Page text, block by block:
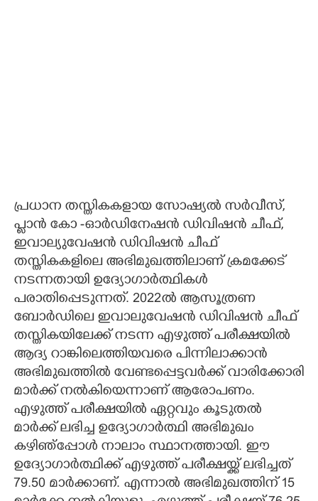
പ്രധാന തസ്തികകളായ സോഷ്യൽ സർവീസ്,
പ്ലാൻ കോ -ഓർഡിനേഷൻ ഡിവിഷൻ ചീഫ്,
ഇവാല്യുവേഷൻ ഡിവിഷൻ ചീഫ്
തസ്തികകളിലെ അഭിമുഖത്തിലാണ് ക്രമക്കേട്
നടന്നതായി ഉദ്യോഗാർത്ഥികൾ
പരാതിപ്പെടുന്നത്. 2022ൽ ആസൂത്രണ
ബോർഡിലെ ഇവാലുവേഷൻ ഡിവിഷൻ ചീഫ്
തസ്തികയിലേക്ക് നടന്ന എഴുത്ത് പരീക്ഷയിൽ
ആദ്യ റാങ്കിലെത്തിയവരെ പിന്നിലാക്കാൻ
അഭിമുഖത്തിൽ വേണ്ടപ്പെട്ടവർക്ക് വാരിക്കോരി
മാർക്ക് നൽകിയെന്നാണ് ആരോപണം.
എഴുത്ത് പരീക്ഷയിൽ ഏറ്റവും കൂടുതൽ
മാർക്ക് ലഭിച്ച ഉദ്യോഗാർത്ഥി അഭിമുഖം
കഴിഞ്പ്പോൾ നാലാം സ്ഥാനത്തായി. ഈ
ഉദ്യോഗാർത്ഥിക്ക് എഴുത്ത് പരീക്ഷയ്ക്ക് ലഭിച്ചത്
79.50 മാർക്കാണ്. എന്നാൽ അഭിമുഖത്തിന് 15